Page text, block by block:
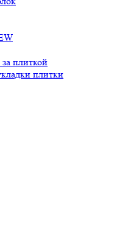
плиткой
плитки